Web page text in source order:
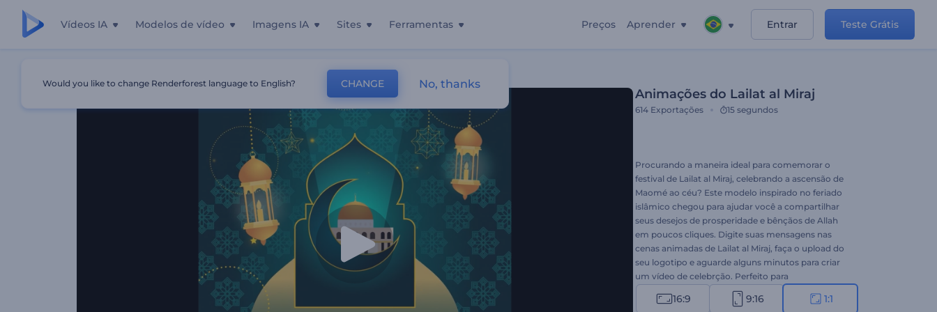
Vídeos IA Modelos de vídeo Imagens IA Sites Ferramentas Preços Aprender Entrar Teste Grátis
Animações do Lailat al Miraj
614 Exportações 15 segundos
Procurando a maneira ideal para comemorar o
festival de Lailat al Miraj, celebrando a ascensão de
Maomé ao céu? Este modelo inspirado no feriado
islâmico chegou para ajudar você a compartilhar
seus desejos de prosperidade e bênçãos de Allah
em poucos cliques. Digite suas mensagens nas
cenas animadas de Lailat al Miraj, faça o upload do
seu logotipo e aguarde alguns minutos para criar
um vídeo de celebrção. Perfeito para
comemorações do Lailat al Miraj, introduções de
feriado, convites de festas e muito mais.
16:9 9:16 1:1
Would you like to change Renderforest language to English? CHANGE No, thanks